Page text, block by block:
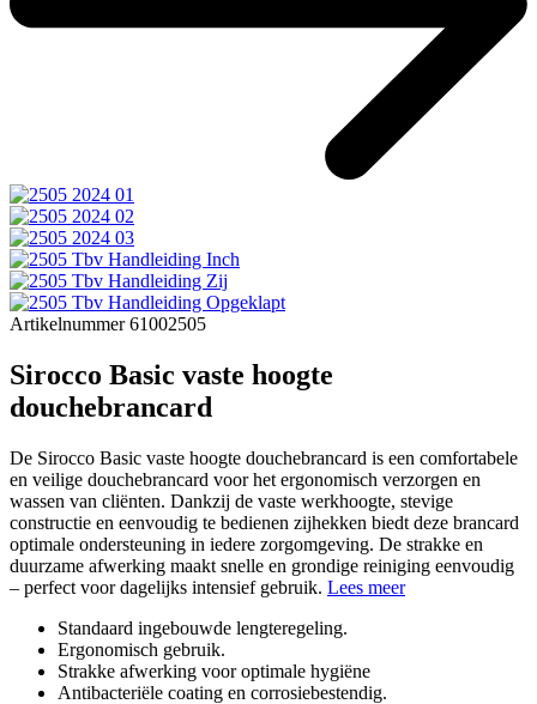
Artikelnummer 61002505
Sirocco Basic vaste hoogte
douchebrancard
De Sirocco Basic vaste hoogte douchebrancard is een comfortabele
en veilige douchebrancard voor het ergonomisch verzorgen en
wassen van cliënten. Dankzij de vaste werkhoogte, stevige
constructie en eenvoudig te bedienen zijhekken biedt deze brancard
optimale ondersteuning in iedere zorgomgeving. De strakke en
duurzame afwerking maakt snelle en grondige reiniging eenvoudig
– perfect voor dagelijks intensief gebruik. Lees meer
Standaard ingebouwde lengteregeling.
Ergonomisch gebruik.
Strakke afwerking voor optimale hygiëne
Antibacteriële coating en corrosiebestendig.